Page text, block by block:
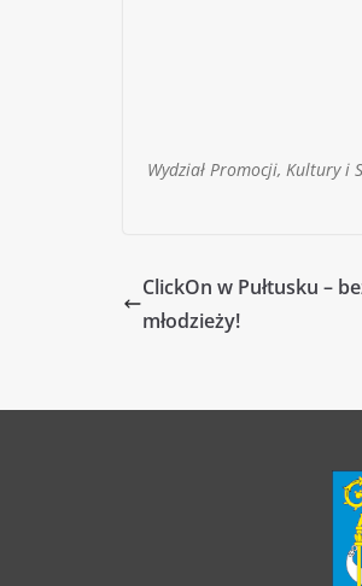
Wydział Promocji, Kultury i
ClickOn w Pułtusku –
młodzieży!